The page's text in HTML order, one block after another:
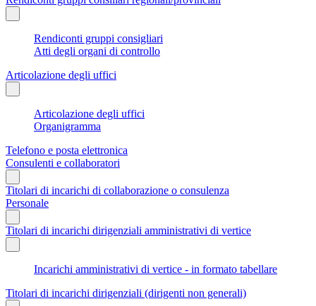
Rendiconti gruppi consigliari
Atti degli organi di controllo
Articolazione degli uffici
Articolazione degli uffici
Organigramma
Telefono e posta elettronica
Consulenti e collaboratori
Titolari di incarichi di collaborazione o consulenza
Personale
Titolari di incarichi dirigenziali amministrativi di vertice
Incarichi amministrativi di vertice - in formato tabellare
Titolari di incarichi dirigenziali (dirigenti non generali)